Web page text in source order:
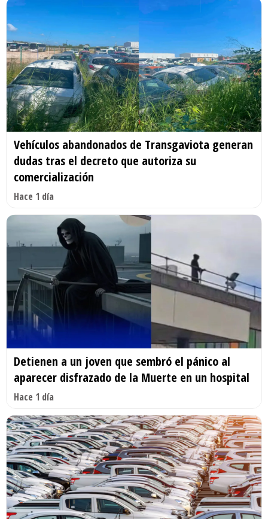
Vehículos abandonados de Transgaviota generan
dudas tras el decreto que autoriza su
comercialización
Hace 1 día
Detienen a un joven que sembró el pánico al
aparecer disfrazado de la Muerte en un hospital
Hace 1 día